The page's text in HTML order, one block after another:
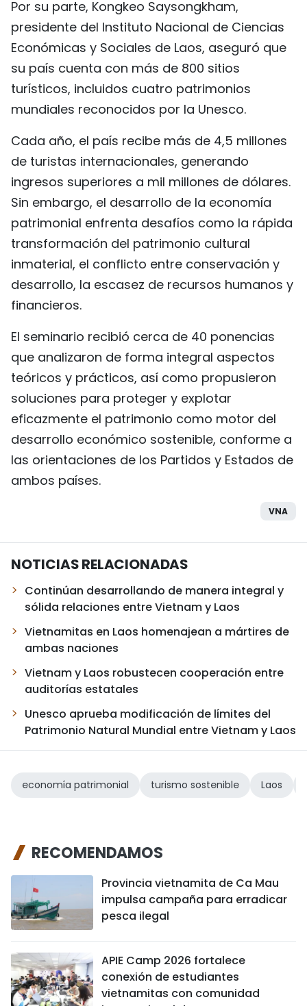
Por su parte, Kongkeo Saysongkham,
presidente del Instituto Nacional de Ciencias
Económicas y Sociales de Laos, aseguró que
su país cuenta con más de 800 sitios
turísticos, incluidos cuatro patrimonios
mundiales reconocidos por la Unesco.
Cada año, el país recibe más de 4,5 millones
de turistas internacionales, generando
ingresos superiores a mil millones de dólares.
Sin embargo, el desarrollo de la economía
patrimonial enfrenta desafíos como la rápida
transformación del patrimonio cultural
inmaterial, el conflicto entre conservación y
desarrollo, la escasez de recursos humanos y
financieros.
El seminario recibió cerca de 40 ponencias
que analizaron de forma integral aspectos
teóricos y prácticos, así como propusieron
soluciones para proteger y explotar
eficazmente el patrimonio como motor del
desarrollo económico sostenible, conforme a
las orientaciones de los Partidos y Estados de
ambos países.
VNA
NOTICIAS RELACIONADAS
Continúan desarrollando de manera integral y
sólida relaciones entre Vietnam y Laos
Vietnamitas en Laos homenajean a mártires de
ambas naciones
Vietnam y Laos robustecen cooperación entre
auditorías estatales
Unesco aprueba modificación de límites del
Patrimonio Natural Mundial entre Vietnam y Laos
economía patrimonial turismo sostenible Laos
RECOMENDAMOS
Provincia vietnamita de Ca Mau
impulsa campaña para erradicar
pesca ilegal
APIE Camp 2026 fortalece
conexión de estudiantes
vietnamitas con comunidad